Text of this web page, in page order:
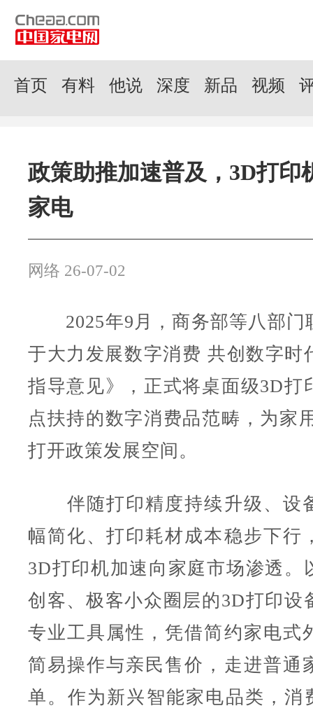
首页 有料 他说 深度 新品 视频
政策助推加速普及，3D打印
家电
网络 26-07-02
2025年9月，商务部等八部门
于大力发展数字消费 共创数字时
指导意见》，正式将桌面级3D打
点扶持的数字消费品范畴，为家
打开政策发展空间。
伴随打印精度持续升级、设
幅简化、打印耗材成本稳步下行
3D打印机加速向家庭市场渗透。
创客、极客小众圈层的3D打印设
专业工具属性，凭借简约家电式
简易操作与亲民售价，走进普通
单。作为新兴智能家电品类，消